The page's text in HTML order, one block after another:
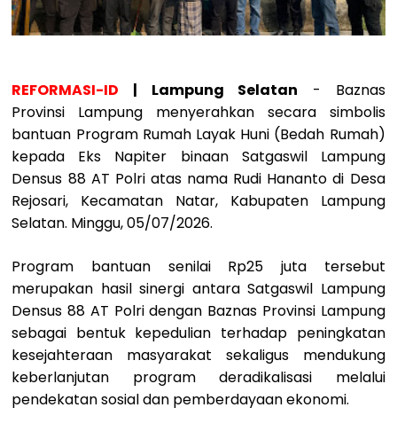
REFORMASI-ID | Lampung Selatan - Baznas
Provinsi Lampung menyerahkan secara simbolis
bantuan Program Rumah Layak Huni (Bedah Rumah)
kepada Eks Napiter binaan Satgaswil Lampung
Densus 88 AT Polri atas nama Rudi Hananto di Desa
Rejosari, Kecamatan Natar, Kabupaten Lampung
Selatan. Minggu, 05/07/2026.
Program bantuan senilai Rp25 juta tersebut
merupakan hasil sinergi antara Satgaswil Lampung
Densus 88 AT Polri dengan Baznas Provinsi Lampung
sebagai bentuk kepedulian terhadap peningkatan
kesejahteraan masyarakat sekaligus mendukung
keberlanjutan program deradikalisasi melalui
pendekatan sosial dan pemberdayaan ekonomi.